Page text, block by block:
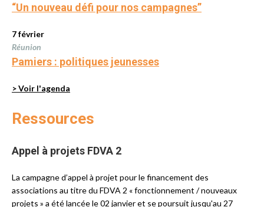
“Un nouveau défi pour nos campagnes”
7 février
Réunion
Pamiers : politiques jeunesses
> Voir l'agenda
Ressources
Appel à projets FDVA 2
La campagne d’appel à projet pour le financement des
associations au titre du FDVA 2 « fonctionnement / nouveaux
projets » a été lancée le 02 janvier et se poursuit jusqu'au 27